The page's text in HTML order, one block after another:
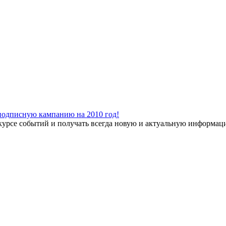
кампанию на 2010 год!
событий и получать всегда новую и актуальную